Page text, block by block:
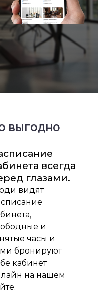
выгодно
всегда
глазами.
видят
и
часы и
бронируют
кабинет
на нашем